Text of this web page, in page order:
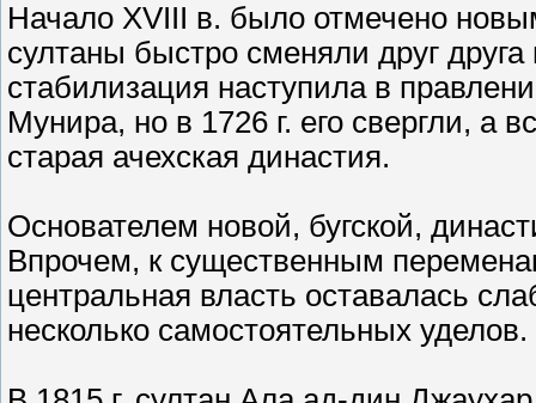
Начало XVIII в. было отмечено
султаны быстро сменяли друг
стабилизация наступила в
Мунира, но в 1726 г. его свергли, а
старая ачехская династия.
Основателем новой, бугской,
Впрочем, к существенным
центральная власть оставалась
несколько самостоятельных уделов.